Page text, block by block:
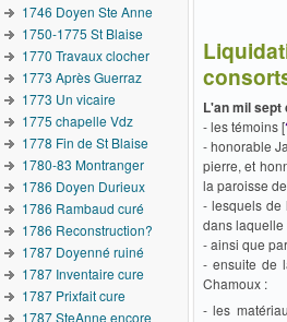
L'an mil sept
- les témoins [
- honorable
pierre, et
la paroisse
- lesquels de
dans laquelle
- ainsi que
- ensuite de
Chamoux :
- les
1746 Doyen Ste Anne
1750-1775 St Blaise
1770 Travaux clocher
1773 Après Guerraz
1773 Un vicaire
1775 chapelle Vdz
1778 Fin de St Blaise
1780-83 Montranger
1786 Doyen Durieux
1786 Rambaud curé
1786 Reconstruction?
1787 Doyenné ruiné
1787 Inventaire cure
1787 Prixfait cure
1787 SteAnne encore